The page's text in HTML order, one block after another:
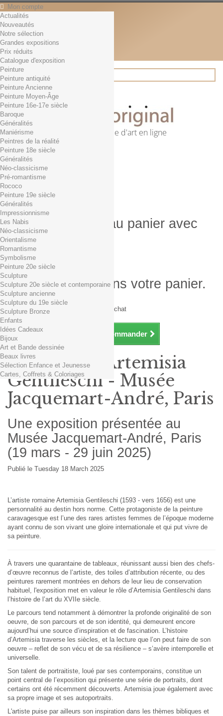
Mon compte
Contact
Français
English
Français
Actualités
Rechercher
Première librairie d'art en ligne
Panier (vide)
Aucun produit
0,01€ dès 29€ d'achat
0,00 € Total
Commander
Produit ajouté au panier avec
succès
Quantité
Total
Il y a 1 produit dans votre panier.
Total produits TTC
Frais de port TTC
0,01€ dès 29€ d'achat
Total TTC
Continuer mes achats Commander
Actualités
Nouveautés
Notre sélection
Grandes expositions
Prix réduits
Catalogue d'exposition
Peinture
Peinture antiquité
Peinture Ancienne
Peinture Moyen-Âge
Peinture 16e-17e siècle
Baroque
Généralités
Maniérisme
Peintres de la réalité
Peinture 18e siècle
Généralités
Néo-classicisme
Pré-romantisme
Rococo
Peinture 19e siècle
Généralités
Impressionnisme
Les Nabis
Néo-classicisme
Orientalisme
Romantisme
Symbolisme
Peinture 20e siècle
Sculpture
Sculpture 20e siècle et contemporaine
Sculpture ancienne
Sculpture du 19e siècle
Sculpture Bronze
Enfants
Idées Cadeaux
Bijoux
Art et Bande dessinée
Beaux livres
Sélection Enfance et Jeunesse
Cartes, Coffrets & Coloriages
Exposition Artemisia
Gentileschi - Musée
Jacquemart-André, Paris
Une exposition présentée au
Musée Jacquemart-André, Paris
(19 mars - 29 juin 2025)
Publié le Tuesday 18 March 2025
L’artiste romaine Artemisia Gentileschi (1593 - vers 1656) est une
personnalité au destin hors norme. Cette protagoniste de la peinture
caravagesque est l’une des rares artistes femmes de l’époque moderne
ayant connu de son vivant une gloire internationale et qui put vivre de
sa peinture.
À travers une quarantaine de tableaux, réunissant aussi bien des chefs-
d’œuvre reconnus de l’artiste, des toiles d’attribution récente, ou des
peintures rarement montrées en dehors de leur lieu de conservation
habituel, l'exposition met en valeur le rôle d’Artemisia Gentileschi dans
l’histoire de l’art du XVIIe siècle.
Le parcours tend notamment à démontrer la profonde originalité de son
oeuvre, de son parcours et de son identité, qui demeurent encore
aujourd’hui une source d’inspiration et de fascination. L’histoire
d’Artemisia traverse les siècles, et la lecture que l’on peut faire de son
oeuvre – reflet de son vécu et de sa résilience – s’avère intemporelle et
universelle.
Son talent de portraitiste, loué par ses contemporains, constitue un
point central de l’exposition qui présente une série de portraits, dont
certains ont été récemment découverts. Artemisia joue également avec
sa propre image et ses autoportraits.
L'artiste puise par ailleurs son inspiration dans les thèmes bibliques et